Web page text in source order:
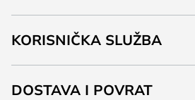
KORISNIČKA SLUŽBA
DOSTAVA I POVRAT